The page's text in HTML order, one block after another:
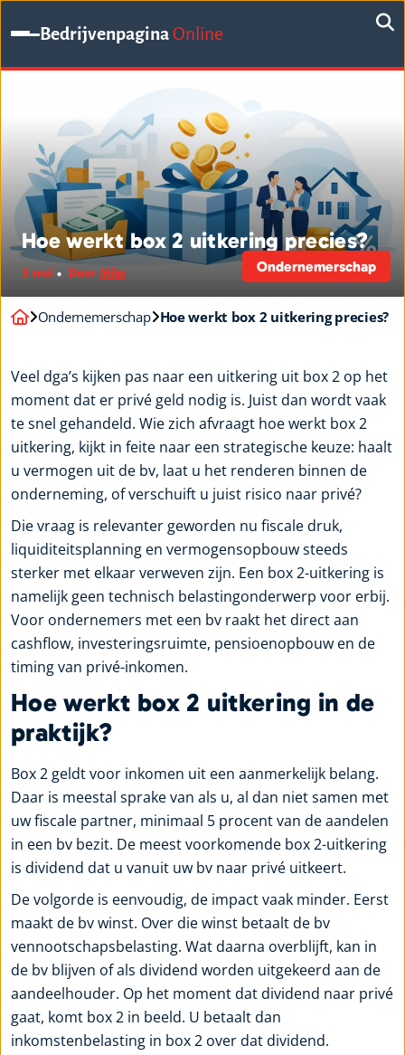
BedrijvenpaginaOnline
Ondernemerschap
Hoe werkt box 2 uitkering precies?
3 mei Door Mike
Ondernemerschap Hoe werkt box 2 uitkering precies?
Veel dga’s kijken pas naar een uitkering uit box 2 op het
moment dat er privé geld nodig is. Juist dan wordt vaak
te snel gehandeld. Wie zich afvraagt hoe werkt box 2
uitkering, kijkt in feite naar een strategische keuze: haalt
u vermogen uit de bv, laat u het renderen binnen de
onderneming, of verschuift u juist risico naar privé?
Die vraag is relevanter geworden nu fiscale druk,
liquiditeitsplanning en vermogensopbouw steeds
sterker met elkaar verweven zijn. Een box 2-uitkering is
namelijk geen technisch belastingonderwerp voor erbij.
Voor ondernemers met een bv raakt het direct aan
cashflow, investeringsruimte, pensioenopbouw en de
timing van privé-inkomen.
Hoe werkt box 2 uitkering in de
praktijk?
Box 2 geldt voor inkomen uit een aanmerkelijk belang.
Daar is meestal sprake van als u, al dan niet samen met
uw fiscale partner, minimaal 5 procent van de aandelen
in een bv bezit. De meest voorkomende box 2-uitkering
is dividend dat u vanuit uw bv naar privé uitkeert.
De volgorde is eenvoudig, de impact vaak minder. Eerst
maakt de bv winst. Over die winst betaalt de bv
vennootschapsbelasting. Wat daarna overblijft, kan in
de bv blijven of als dividend worden uitgekeerd aan de
aandeelhouder. Op het moment dat dividend naar privé
gaat, komt box 2 in beeld. U betaalt dan
inkomstenbelasting in box 2 over dat dividend.